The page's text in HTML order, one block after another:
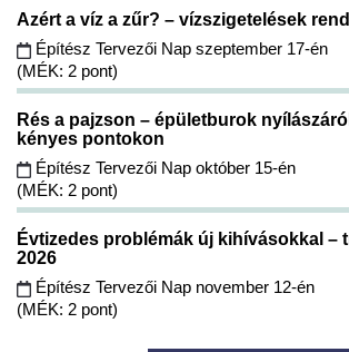
Azért a víz a zűr? – vízszigetelések
Építész Tervezői Nap szeptember 17-én
(MÉK: 2 pont)
Rés a pajzson – épületburok
kényes pontokon
Építész Tervezői Nap október 15-én
(MÉK: 2 pont)
Évtizedes problémák új kihívásokkal –
2026
Építész Tervezői Nap november 12-én
(MÉK: 2 pont)